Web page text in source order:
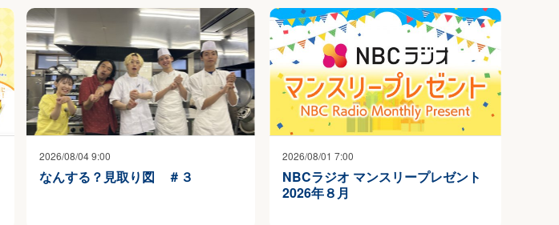
2026/08/04 9:00
なんする？見取り図 ＃３
2026/08/01 7:00
NBCラジオ マンスリープレゼント
2026年８月